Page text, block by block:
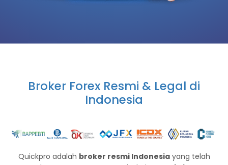
Broker Forex Resmi & Legal di
Indonesia
Quickpro adalah broker resmi Indonesiayang telah